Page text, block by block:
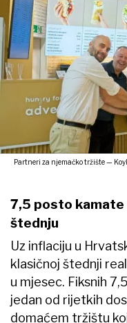
Partneri za njemačko tržište —
7,5 posto kamate
štednju
Uz inflaciju u
klasičnoj štednji
u mjesec. Fiksnih
jedan od rijetkih
domaćem tržištu